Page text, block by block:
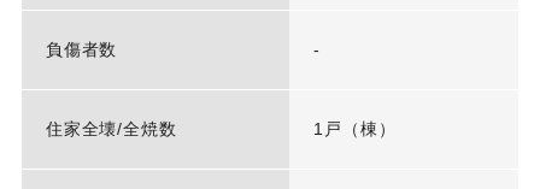
負傷者数 -
住家全壊/全焼数 1戸（棟）